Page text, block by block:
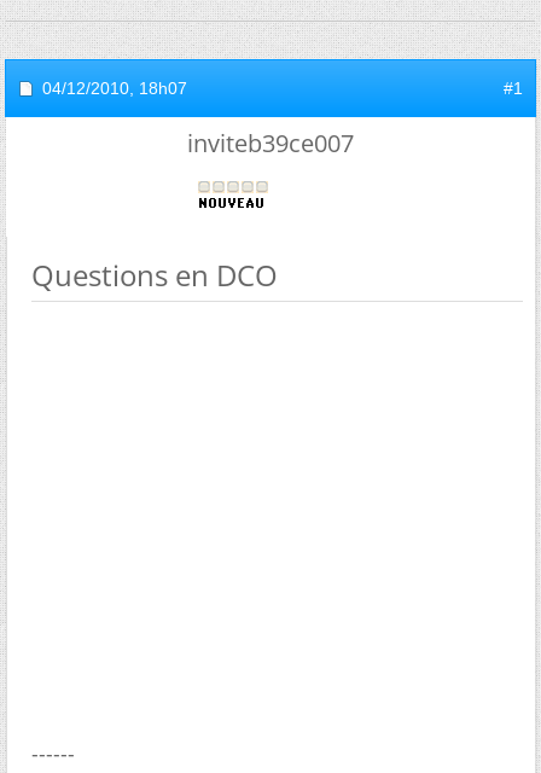
04/12/2010, 18h07 #1
inviteb39ce007
Questions en DCO
------